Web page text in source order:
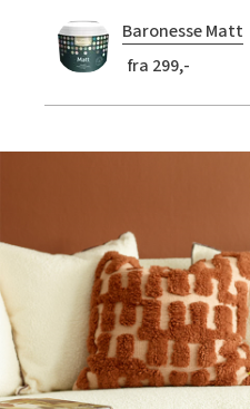
Baronesse Matt
fra 299,-